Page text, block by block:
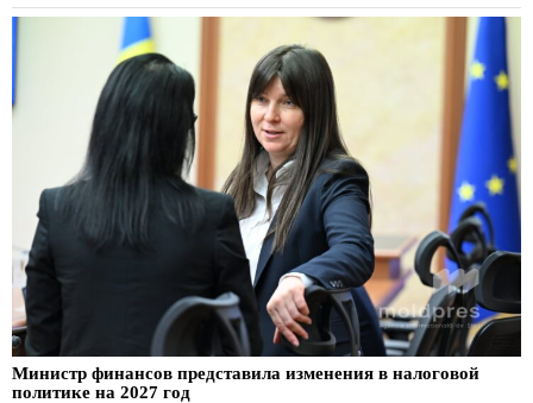
Министр финансов представила изменения в налоговой
политике на 2027 год